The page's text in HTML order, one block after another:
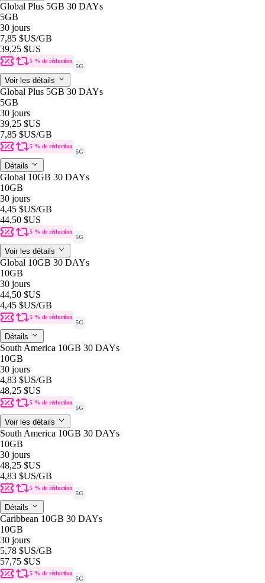
Global Plus 5GB 30 DAYs
5GB
30 jours
7,85 $US/GB
39,25 $US
5 % de réduction
5G
Voir les détails
Global Plus 5GB 30 DAYs
5GB
30 jours
39,25 $US
7,85 $US/GB
5 % de réduction
5G
Détails
Global 10GB 30 DAYs
10GB
30 jours
4,45 $US/GB
44,50 $US
5 % de réduction
5G
Voir les détails
Global 10GB 30 DAYs
10GB
30 jours
44,50 $US
4,45 $US/GB
5 % de réduction
5G
Détails
South America 10GB 30 DAYs
10GB
30 jours
4,83 $US/GB
48,25 $US
5 % de réduction
5G
Voir les détails
South America 10GB 30 DAYs
10GB
30 jours
48,25 $US
4,83 $US/GB
5 % de réduction
5G
Détails
Caribbean 10GB 30 DAYs
10GB
30 jours
5,78 $US/GB
57,75 $US
5 % de réduction
5G